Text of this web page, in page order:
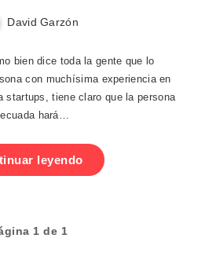
David Garzón
bien dice toda la gente que lo
con muchísima experiencia en
startups, tiene claro que la persona
hará…
leyendo
1 de 1